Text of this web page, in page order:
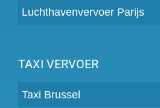
Luchthavenvervoer Parijs
TAXI VERVOER
Taxi Brussel